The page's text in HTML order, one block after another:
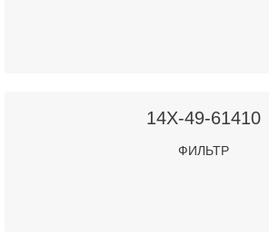
14X-49-61410
ФИЛЬТР